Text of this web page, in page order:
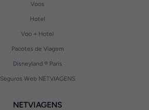
Voos
Hotel
Voo + Hotel
Pacotes de Viagem
Disneyland ® Paris
Seguros Web NETVIAGENS
NETVIAGENS